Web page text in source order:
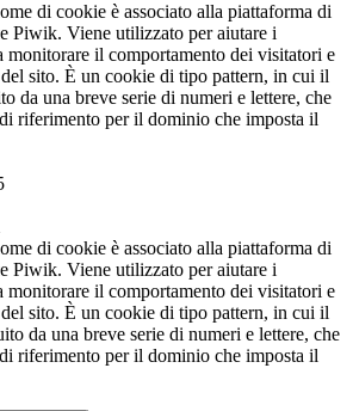
di cookie è associato alla piattaforma di
Piwik. Viene utilizzato per aiutare i
monitorare il comportamento dei visitatori e
sito. È un cookie di tipo pattern, in cui il
da una breve serie di numeri e lettere, che
riferimento per il dominio che imposta il
di cookie è associato alla piattaforma di
Piwik. Viene utilizzato per aiutare i
monitorare il comportamento dei visitatori e
sito. È un cookie di tipo pattern, in cui il
da una breve serie di numeri e lettere, che
riferimento per il dominio che imposta il